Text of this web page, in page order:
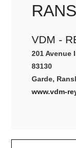
VDM -
201 Avenue
83130
Garde,
www.vdm-